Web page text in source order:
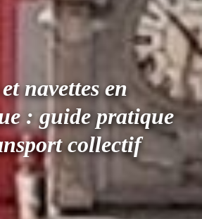
navettes en
: guide pratique
collectif